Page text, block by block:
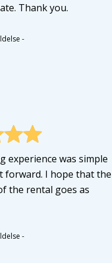
Thank you.
-
experience was simple
forward. I hope that the
the rental goes as
-